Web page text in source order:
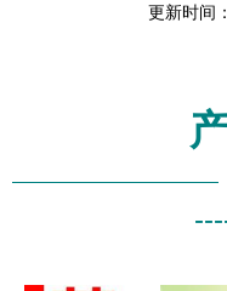
更新时间